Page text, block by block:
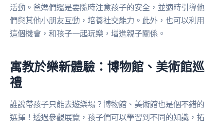
活動。爸媽們還是要隨時注意孩子的安全，並適時引導他
們與其他小朋友互動，培養社交能力。此外，也可以利用
這個機會，和孩子一起玩樂，增進親子關係。
寓教於樂新體驗：博物館、美術館巡
禮
誰說帶孩子只能去遊樂場？博物館、美術館也是個不錯的
選擇！透過參觀展覽，孩子們可以學習到不同的知識，拓